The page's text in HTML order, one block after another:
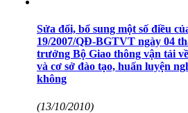
Sửa đổi, bổ sung một số điều
19/2007/QĐ-BGTVT ngày 04
trưởng Bộ Giao thông vận tải
và cơ sở đào tạo, huấn luyện
không
(13/10/2010)